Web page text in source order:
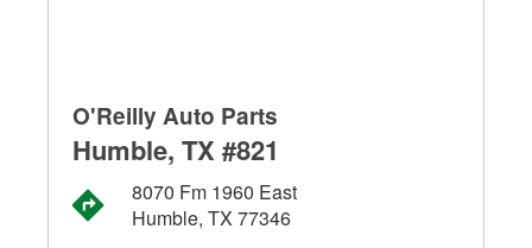
O'Reilly Auto Parts
Humble, TX #821
8070 Fm 1960 East
Humble, TX 77346